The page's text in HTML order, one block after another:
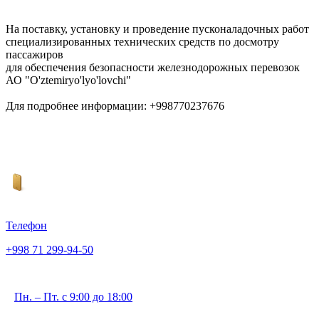
На поставку, установку и проведение пусконаладочных работ
специализированных технических средств по досмотру
пассажиров
для обеспечения безопасности железнодорожных перевозок
АО "O'ztemiryo'lyo'lovchi"
Для подробнее информации: +998770237676
Телефон
+998 71 299-94-50
Пн. – Пт. с 9:00 до 18:00